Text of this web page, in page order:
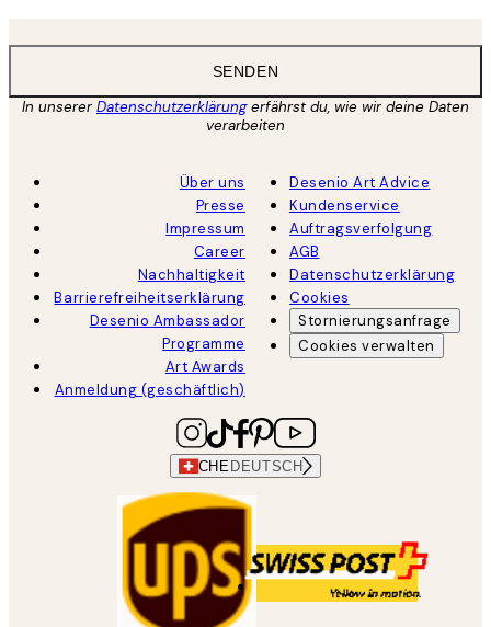
SENDEN
In unsererDatenschutzerklärungerfährst du, wie wir deine Daten
verarbeiten
Über uns
Presse
Impressum
Career
Nachhaltigkeit
Barrierefreiheitserklärung
Desenio Ambassador
Programme
Art Awards
Anmeldung (geschäftlich)
Desenio Art Advice
Kundenservice
Auftragsverfolgung
AGB
Datenschutzerklärung
Cookies
Stornierungsanfrage
Cookies verwalten
CHE DEUTSCH